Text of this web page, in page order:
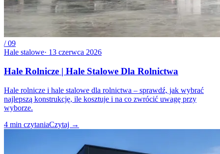
/09
Hale stalowe· 13 czerwca 2026
Hale Rolnicze | Hale Stalowe Dla Rolnictwa
Hale rolnicze i hale stalowe dla rolnictwa – sprawdź, jak wybrać
najlepszą konstrukcję, ile kosztuje i na co zwrócić uwagę przy
wyborze.
4 min czytaniaCzytaj →